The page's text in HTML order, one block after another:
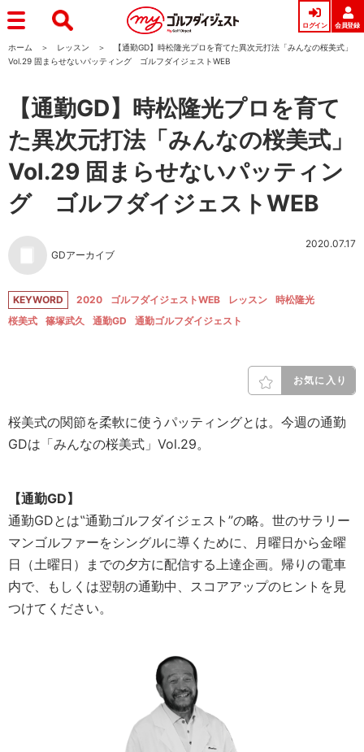
ログイン 会員登録
ホーム レッスン
【通勤GD】時松隆光プロを育てた異次元打法「みんなの桜美式」
Vol.29 固まらせないパッティング ゴルフダイジェストWEB
【通勤GD】時松隆光プロを育て
た異次元打法「みんなの桜美式」
Vol.29 固まらせないパッティン
グ ゴルフダイジェストWEB
GDアーカイブ
2020.07.17
KEYWORD 2020 ゴルフダイジェストWEB レッスン
時松隆光
桜美式
篠塚武久 通勤GD 通勤ゴルフダイジェスト
お気に入り
桜美式の関節を柔軟に使うパッティングとは。今週の通勤
GDは「みんなの桜美式」Vol.29。
【通勤GD】
通勤GDとは‟通勤ゴルフダイジェスト”の略。世のサラリー
マンゴルファーをシングルに導くために、月曜日から金曜
日（土曜日）までの夕方に配信する上達企画。帰りの電車
内で、もしくは翌朝の通勤中、スコアアップのヒントを見
つけてください。